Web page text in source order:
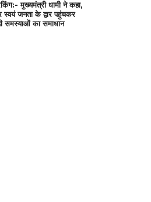
मुख्यमंत्री धामी ने कहा,
स्वयं जनता के द्वार पहुंचकर
समस्याओं का समाधान